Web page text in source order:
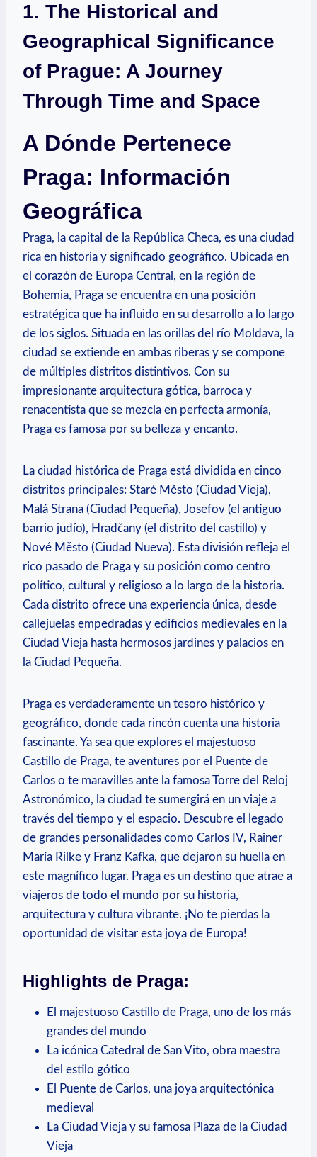
1. The Historical and ​
Geographical Significance
⁣of Prague: A⁣ Journey
Through Time and Space
A Dónde ​Pertenece
‌Praga: Información
Geográfica
Praga,‌ la capital de la República⁣ Checa, es una ciudad
rica en⁤ historia y significado geográfico. Ubicada⁢ en
el corazón de Europa Central, en la región de
Bohemia, ‌Praga se encuentra en una​ posición
⁣estratégica que ha influido en su desarrollo a lo largo
de los siglos. Situada en las orillas del río Moldava,​ la
ciudad ‌se ​extiende en ambas riberas y se compone
de múltiples distritos⁣ distintivos. Con su
impresionante arquitectura gótica, barroca y
renacentista que se mezcla en perfecta armonía,
Praga es⁢ famosa por su belleza y encanto.
La ciudad histórica ⁣de Praga está dividida en cinco
distritos principales: ​Staré Město (Ciudad Vieja),
Malá Strana (Ciudad Pequeña), Josefov (el antiguo
barrio judío), Hradčany (el‌ distrito del castillo) y
Nové Město (Ciudad Nueva). Esta división refleja el ​
rico ​pasado de​ Praga ‌y​ su ⁢posición como centro
político, cultural y religioso a lo largo de​ la historia.
Cada distrito ofrece una experiencia ⁢única, desde
callejuelas empedradas y edificios medievales en ⁣la
Ciudad Vieja hasta hermosos jardines y palacios⁢ en
la Ciudad Pequeña.
Praga es verdaderamente un​ tesoro histórico y
geográfico, donde cada rincón cuenta ⁢una ⁢historia
fascinante. Ya ‍sea que ‍explores el majestuoso
Castillo de Praga, te aventures por el Puente de
Carlos o te maravilles ante ⁢la famosa Torre del Reloj
Astronómico, la ciudad te sumergirá en un viaje a​
través del tiempo y el espacio.​ Descubre​ el ‌legado
de grandes ⁤personalidades como Carlos IV, Rainer
María Rilke⁣ y Franz Kafka, que dejaron su huella ‍en
este magnífico lugar. Praga es un destino que ‍atrae a
viajeros de todo el mundo por su historia,
arquitectura⁣ y cultura vibrante. ¡No te pierdas​ la
oportunidad de visitar esta joya de ⁢Europa!
Highlights de Praga:
El majestuoso Castillo de ‌Praga, uno de los más ​
grandes del mundo
La icónica Catedral de⁣ San Vito, obra maestra
del estilo gótico
El Puente ​de⁣ Carlos, ‌una joya arquitectónica
medieval
La Ciudad Vieja y su famosa ⁤Plaza de‍ la Ciudad
Vieja